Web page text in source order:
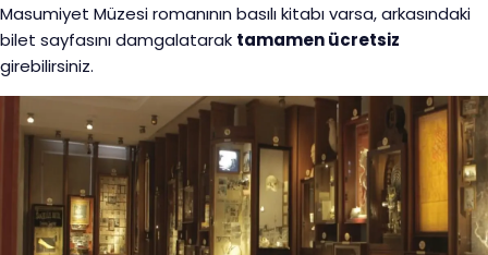
Masumiyet Müzesi romanının basılı kitabı varsa, arkasındaki
bilet sayfasını damgalatarak tamamen ücretsiz
girebilirsiniz.